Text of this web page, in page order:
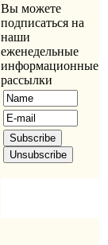
Вы можете
подписаться на
наши
еженедельные
информационные
рассылки